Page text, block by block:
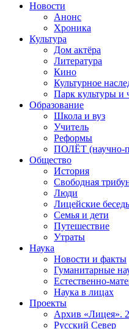
Новости
Анонс
Хроника
Культура
Дом актёра
Литература
Кино
Культурное
Парк культуры и
Образование
Школа и вуз
Учитель
Реформы
ПОЛЁТ (научно-
Общество
История
Свободная
Люди
Лицейские
Семья и дети
Путешествие
Утраты
Наука
Новости и факты
Гуманитарные
Естественно-
Наука в лицах
Проекты
Архив «Лицея».
Русский Север